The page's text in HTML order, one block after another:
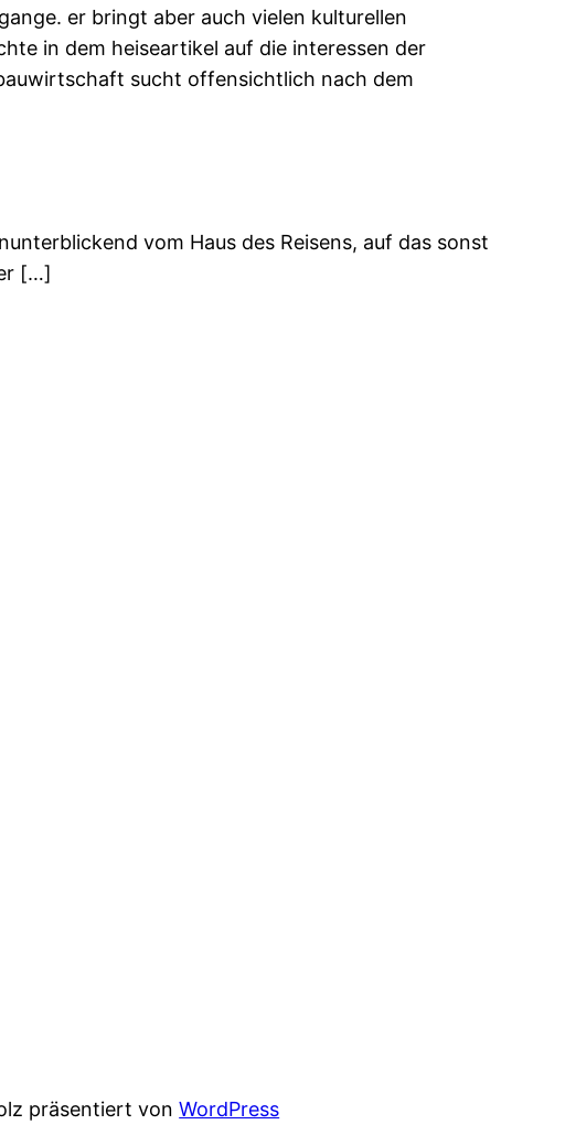
er bringt aber auch vielen kulturellen
in dem heiseartikel auf die interessen der
sucht offensichtlich nach dem
vom Haus des Reisens, auf das sonst
[…]
präsentiert vonWordPress